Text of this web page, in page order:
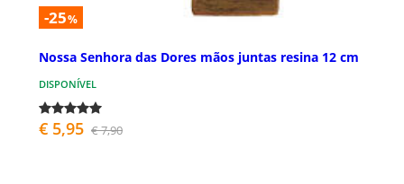
-25%
Nossa Senhora das Dores mãos juntas resina 12 cm
DISPONÍVEL
€ 5,95 € 7,90